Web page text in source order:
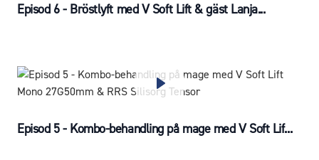
Episod 6 - Bröstlyft med V Soft Lift & gäst Lanja...
Episod 5 - Kombo-behandling på mage med V Soft Lif...